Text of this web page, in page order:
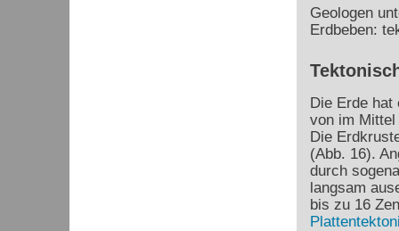
Geologen
Erdbeben:
Die Erde hat
von im Mittel
Die
(Abb. 16).
durch
langsam
bis zu 16